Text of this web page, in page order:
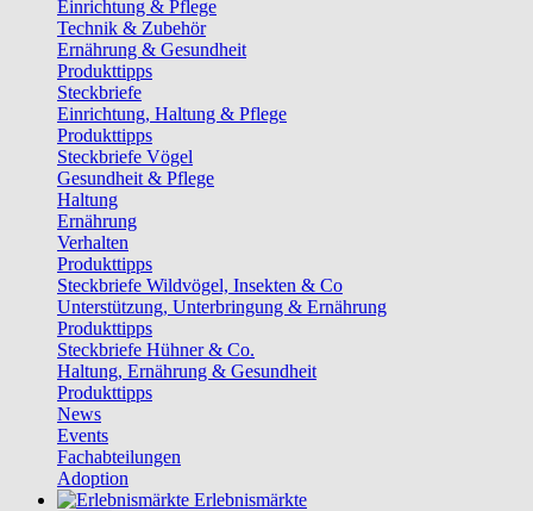
Einrichtung & Pflege
Technik & Zubehör
Ernährung & Gesundheit
Produkttipps
Steckbriefe
Einrichtung, Haltung & Pflege
Produkttipps
Steckbriefe Vögel
Gesundheit & Pflege
Haltung
Ernährung
Verhalten
Produkttipps
Steckbriefe Wildvögel, Insekten & Co
Unterstützung, Unterbringung & Ernährung
Produkttipps
Steckbriefe Hühner & Co.
Haltung, Ernährung & Gesundheit
Produkttipps
News
Events
Fachabteilungen
Adoption
Erlebnismärkte